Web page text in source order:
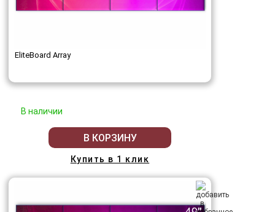
EliteBoard Array
В наличии
В КОРЗИНУ
Купить в 1 клик